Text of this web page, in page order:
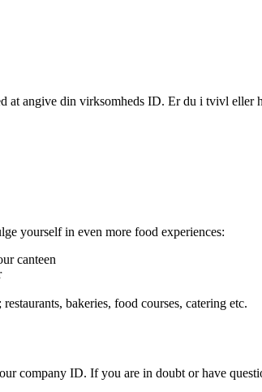
at angive din virksomheds ID. Er du i tvivl eller
yourself in even more food experiences:
canteen
bakeries, food courses, catering etc.
company ID. If you are in doubt or have